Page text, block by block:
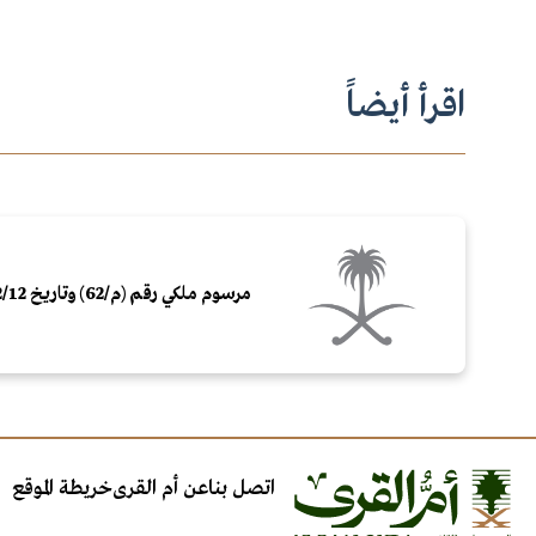
اقرأ أيضاً
مرسوم ملكي رقم (م/62) وتاريخ 12/‏02‏/1448هـ
اتصل بناعن أم القرىخريطة الموقع